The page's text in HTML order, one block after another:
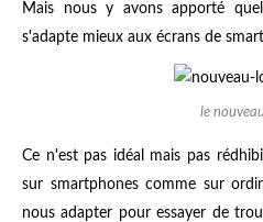
Mais nous y avons apporté
s'adapte mieux aux écrans de
le
Ce n'est pas idéal mais pas
sur smartphones comme sur
nous adapter pour essayer de